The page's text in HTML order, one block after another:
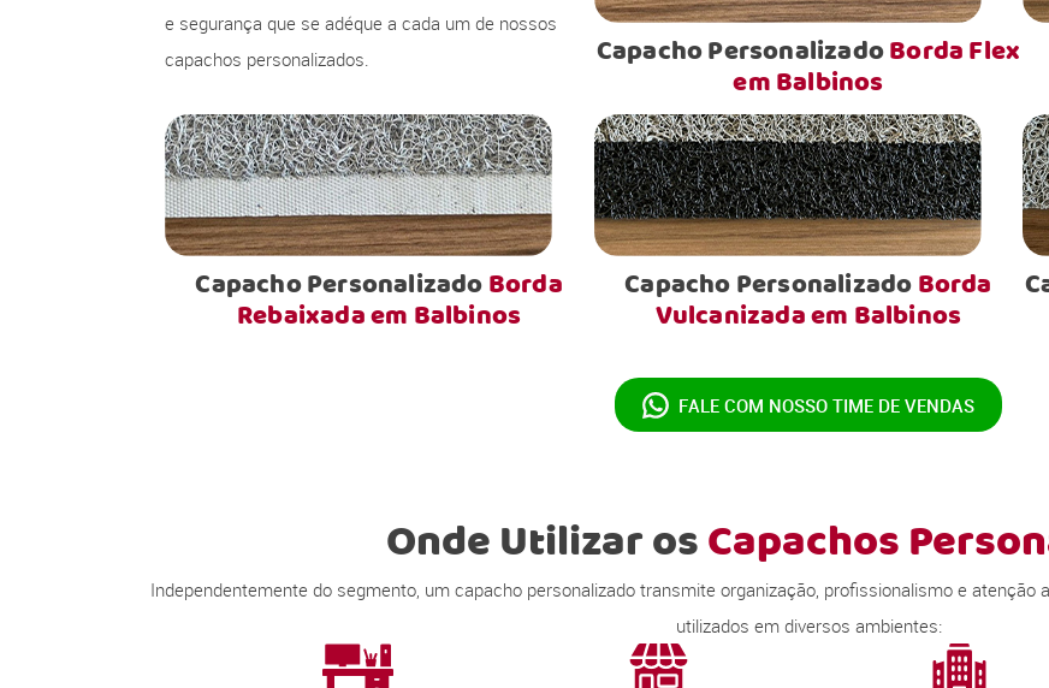
e segurança que se adéque a cada um de nossos
capachos personalizados.
Capacho PersonalizadoBorda Flex
em Balbinos
Capacho PersonalizadoBorda
Rebaixada em Balbinos
Capacho PersonalizadoBorda
Vulcanizada em Balbinos
FALE COM NOSSO TIME DE VENDAS
Onde Utilizar osCapachos
Independentemente do segmento, um capacho personalizado transmite organização, profissionalismo e
utilizados em diversos ambientes: